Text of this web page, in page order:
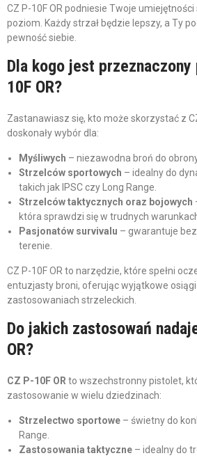
CZ P-10F OR podniesie Twoje
poziom. Każdy strzał będzie lepszy, a Ty
pewność siebie.
Dla kogo jest
10F OR?
Zastanawiasz się, kto może skorzystać z
doskonały wybór dla:
Myśliwych – niezawodna broń do
Strzelców sportowych – idealny do
takich jak IPSC czy Long Range.
Strzelców taktycznych oraz bojowych
która sprawdzi się w trudnych
Pasjonatów survivalu – gwarantuje
terenie.
CZ P-10F OR to narzędzie, które spełni
entuzjasty broni, oferując wyjątkowe
zastosowaniach strzeleckich.
Do jakich zastosowań
OR?
CZ P-10F OR to wszechstronny pistolet,
zastosowanie w wielu dziedzinach:
Strzelectwo sportowe – świetny do
Range.
Zastosowania taktyczne – idealny do